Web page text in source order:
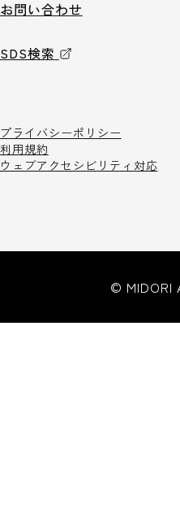
お問い合わせ
SDS検索
プライバシーポリシー
利用規約
ウェブアクセシビリティ対応
© MIDORI